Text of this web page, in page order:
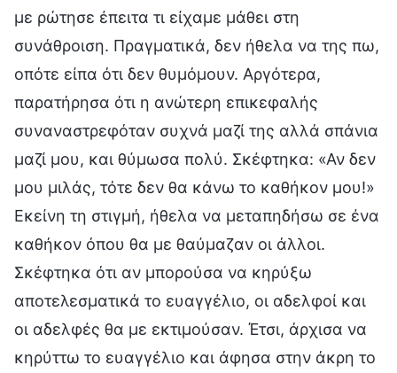
με ρώτησε έπειτα τι είχαμε μάθει στη
συνάθροιση. Πραγματικά, δεν ήθελα να της πω,
οπότε είπα ότι δεν θυμόμουν. Αργότερα,
παρατήρησα ότι η ανώτερη επικεφαλής
συναναστρεφόταν συχνά μαζί της αλλά σπάνια
μαζί μου, και θύμωσα πολύ. Σκέφτηκα: «Αν δεν
μου μιλάς, τότε δεν θα κάνω το καθήκον μου!»
Εκείνη τη στιγμή, ήθελα να μεταπηδήσω σε ένα
καθήκον όπου θα με θαύμαζαν οι άλλοι.
Σκέφτηκα ότι αν μπορούσα να κηρύξω
αποτελεσματικά το ευαγγέλιο, οι αδελφοί και
οι αδελφές θα με εκτιμούσαν. Έτσι, άρχισα να
κηρύττω το ευαγγέλιο και άφησα στην άκρη το